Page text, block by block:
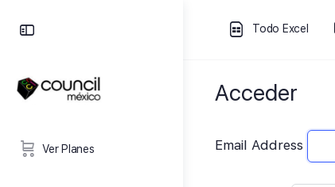
Ver Planes
Todo Excel
Acceder
Email Address